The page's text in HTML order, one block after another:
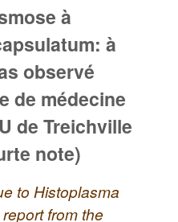
à
à
observé
de médecine
de Treichville
note)
to Histoplasma
from the